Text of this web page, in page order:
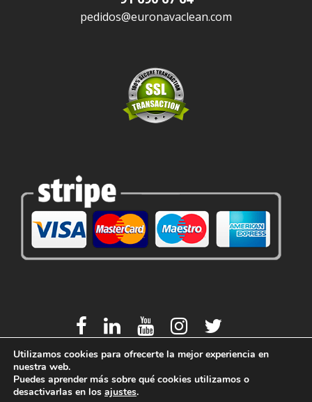
pedidos@euronavaclean.com
Utilizamos cookies para ofrecerte la mejor experiencia en
nuestra web.
Puedes aprender más sobre qué cookies utilizamos o
desactivarlas en los ajustes.